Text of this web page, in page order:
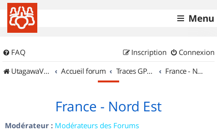
Menu
FAQ Connexion
Inscription
UtagawaVTT (Randos VTT et VTTAE avec traces GPS)
Accueil forum Traces GPS de randos VTT France - Nord Est
France - Nord Est
Modérateur : Modérateurs des Forums